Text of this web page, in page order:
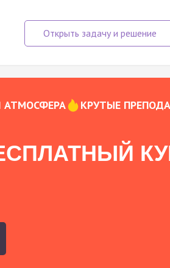
АТМОСФЕРА КРУТЫЕ